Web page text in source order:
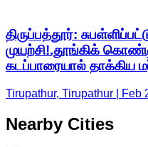
திருப்பத்தூர்:
முயற்சி!.தூங்கிக்
கடப்பாரையால் தாக்கிய
Tirupathur, Tirupathur | Feb
Nearby Cities